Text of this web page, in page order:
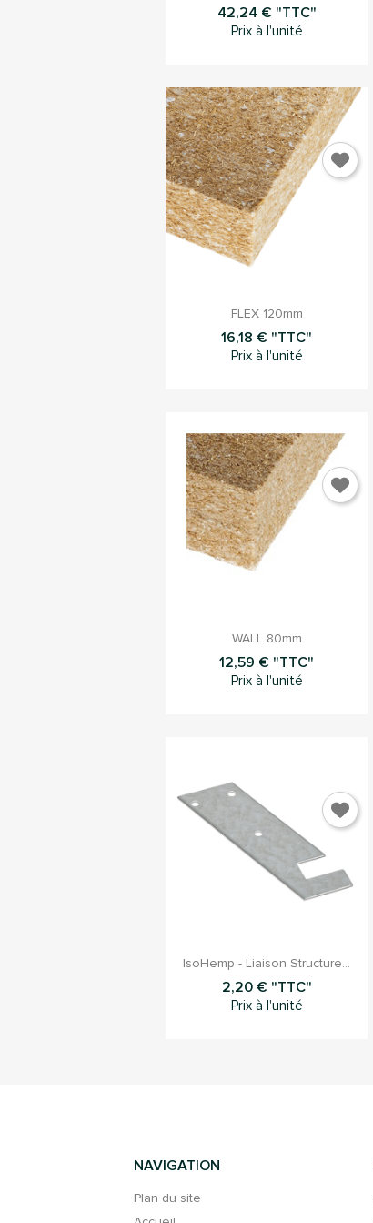
42,24 € "TTC"
Prix à l'unité
Aperçu rapide
FLEX 120mm
16,18 € "TTC"
Prix à l'unité
Aperçu rapide
WALL 80mm
12,59 € "TTC"
Prix à l'unité
Aperçu rapide
IsoHemp - Liaison Structure...
2,20 € "TTC"
Prix à l'unité
NAVIGATION
Plan du site